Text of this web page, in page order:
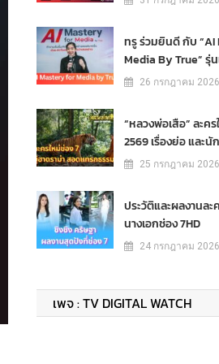
ทรู ร่วมยินดี กับ “AI
Media By True” รุ่
26 กรกฎาคม 2026
“หลวงพ่อเสือ” ละค
2569 เรื่องย่อ และ
25 กรกฎาคม 2026
ประวัติและผลงานละ
นางเอกช่อง 7HD
24 กรกฎาคม 2026
เพจ : TV DIGITAL WATCH